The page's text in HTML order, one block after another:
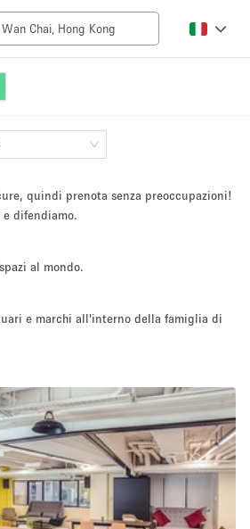
5000+ sq ft
artistico
Meeting Ufficio
Acquista
Condividi
quindi prenota senza preoccupazioni!
difendiamo.
al mondo.
e marchi all'interno della famiglia di